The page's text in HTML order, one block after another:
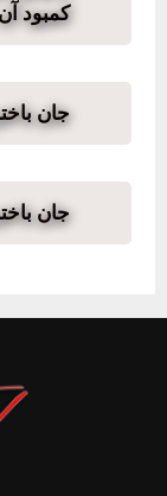
کمبود
جان
جان